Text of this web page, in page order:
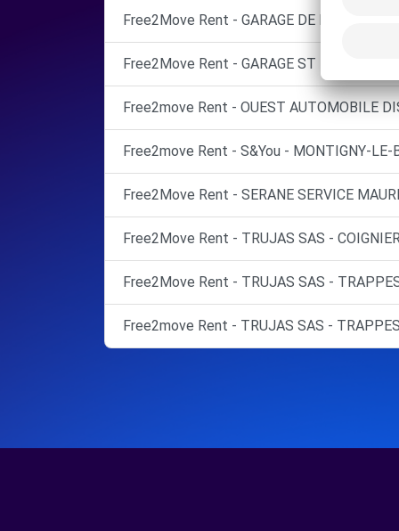
Free2Move Rent - GARAGE DE LA CHAINE
Free2Move Rent - GARAGE ST HONORE -
Free2move Rent - OUEST AUTOMOBILE
Free2move Rent - S&You - MONTIGNY-LE-
Free2Move Rent - SERANE SERVICE
Free2Move Rent - TRUJAS SAS -
Free2Move Rent - TRUJAS SAS -
Free2move Rent - TRUJAS SAS -